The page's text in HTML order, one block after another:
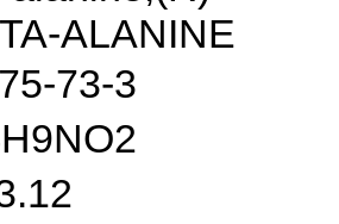
ALANINE
73-3